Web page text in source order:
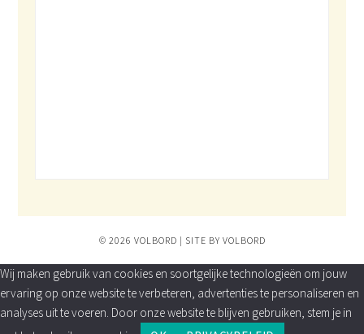
© 2026 VOLBORD | SITE BY VOLBORD
Wij maken gebruik van cookies en soortgelijke technologieën om jouw
ervaring op onze website te verbeteren, advertenties te personaliseren en
analyses uit te voeren. Door onze website te blijven gebruiken, stem je in